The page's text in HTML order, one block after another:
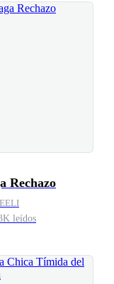
Rechazo
leídos